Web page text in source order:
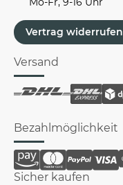
Vertrag widerrufen
Versand
Bezahlmöglichkeit
Sicher kaufen